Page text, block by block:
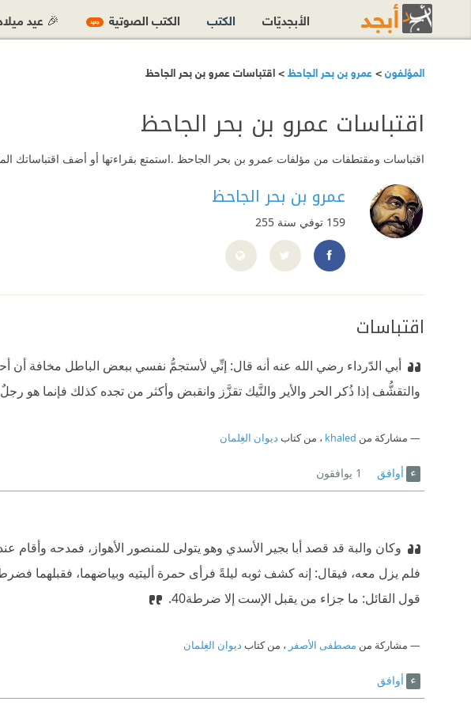
المؤلفون>عمرو بن بحر الجاحظ> اقتباسات عمرو بن بحر الجاحظ
اقتباسات عمرو بن بحر الجاحظ
اقتباسات ومقتطفات من مؤلفات عمرو بن بحر الجاحظ .استمتع بقراءتها أو أضف اقتباساتك
عمرو بن بحر الجاحظ
159 توفي سنة 255
https://www.facebook.com/AlGahez
اقتباسات
أبي الدّرداء رضي الله عنه أنه قال: إنِّي لأستجمُّ نفسي ببعض الباطل مخافة
والتقشُّف إذا ذُكر الحر والأير والنَّيك تقزَّز وانقبض وأكثر من تجده كذلك فإنما هو رجلٌ
مشاركة من khaled ، من كتاب ديوان الغِلمان
أوافق 1 يوافقون
وكان والبة قد قصد أبا بجير الأسدي وهو يتولى للمنصور الأهواز، فمدحه
فلم يزل معه، فيقال: إنه كشف ثوبه ليلةً فرأى حمرة أليتيه وبياضهما، فقبلهما
قول القائل: ما جزاء من يقبل الإست إلا ضرطة40.‏
مشاركة من مصطفى الأصفر ، من كتاب ديوان الغِلمان
أوافق
الأبجديّات الكتب الكتب الصوتية جديد 🎉 عيد